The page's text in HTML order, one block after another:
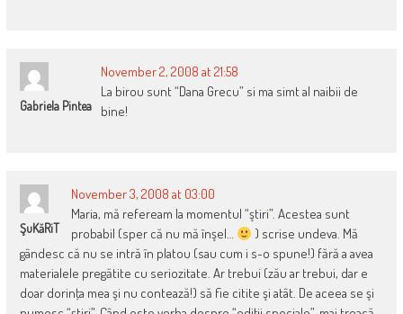
Gabriela Pintea
November 2, 2008 at 21:58
La birou sunt “Dana Grecu” si ma simt al naibii de
bine!
ŞuKăRiT
November 3, 2008 at 03:00
Maria, mă refeream la momentul “ştiri”. Acestea sunt
probabil (sper că nu mă înşel…
) scrise undeva. Mă
gândesc că nu se intră în platou (sau cum i s-o spune!) fără a avea
materialele pregătite cu seriozitate. Ar trebui (zău ar trebui, dar e
doar dorinţa mea şi nu contează!) să fie citite şi atât. De aceea se şi